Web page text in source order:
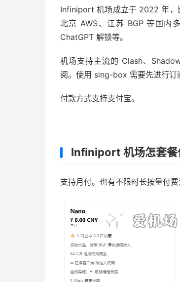
Infiniport 机场成立于 2022 年，
北京 AWS、江苏 BGP 等国内
ChatGPT 解锁等。
机场支持主流的 Clash、
阅。使用 sing-box 需要先进行订
付款方式支持支付宝。
Infiniport 机场怎套餐
支持月付。也有不限时长按量付费